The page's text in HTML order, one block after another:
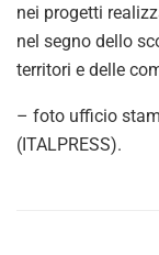
nei progetti
nel segno dello
territori e delle
– foto ufficio
(ITALPRESS).